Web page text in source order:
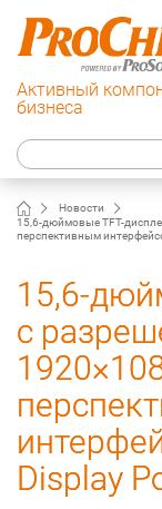
Активный
бизнеса
Новости
15,6-дюймовые TFT-
перспективным
15,6-
с
Display